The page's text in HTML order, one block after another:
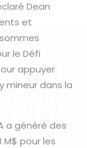
Dean
et
le Défi
appuyer
mineur dans la
a généré des
pour les